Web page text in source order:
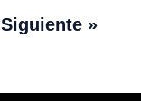
Siguiente »